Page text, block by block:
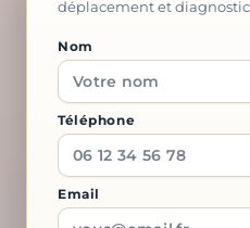
déplacement et diagnostic
Nom
Téléphone
Email